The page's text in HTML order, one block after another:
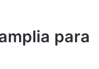
para